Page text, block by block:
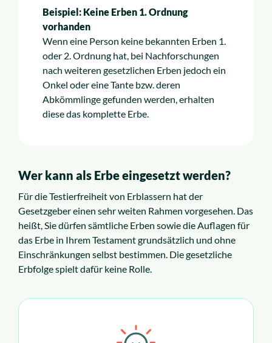
Beispiel: Keine Erben 1. Ordnung
vorhanden
Wenn eine Person keine bekannten Erben 1.
oder 2. Ordnung hat, bei Nachforschungen
nach weiteren gesetzlichen Erben jedoch ein
Onkel oder eine Tante bzw. deren
Abkömmlinge gefunden werden, erhalten
diese das komplette Erbe.
Wer kann als Erbe eingesetzt werden?
Für die Testierfreiheit von Erblassern hat der
Gesetzgeber einen sehr weiten Rahmen vorgesehen. Das
heißt, Sie dürfen sämtliche Erben sowie die Auflagen für
das Erbe in Ihrem Testament grundsätzlich und ohne
Einschränkungen selbst bestimmen. Die gesetzliche
Erbfolge spielt dafür keine Rolle.